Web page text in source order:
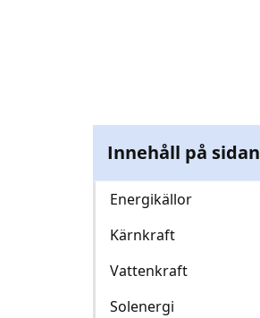
Innehåll på sidan
Energikällor
Kärnkraft
Vattenkraft
Solenergi